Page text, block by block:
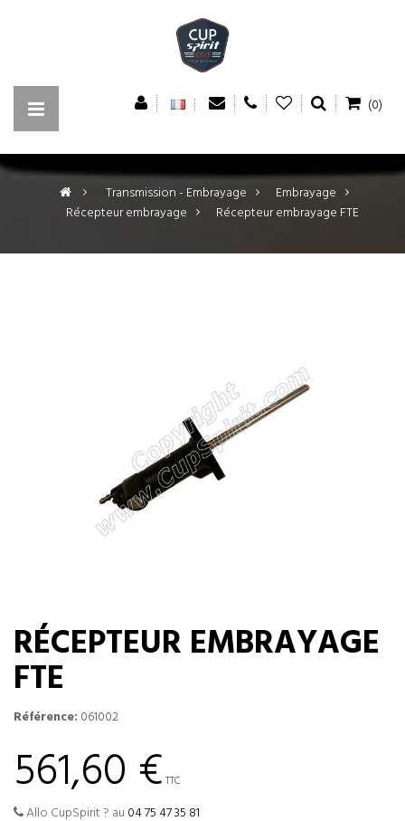
(0)
> Transmission - Embrayage >
Embrayage
Récepteur embrayage > Récepteur embrayage FTE
RÉCEPTEUR EMBRAYAGE
FTE
Référence: 061002
561,60 € TTC
Allo CupSpirit ? au 04 75 47 35 81